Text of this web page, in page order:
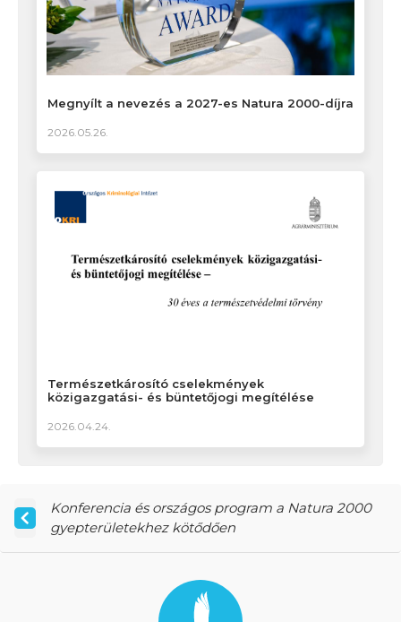
Megnyílt a nevezés a 2027-es Natura 2000-díjra
2026.05.26.
Természetkárosító cselekmények
közigazgatási- és büntetőjogi megítélése
2026.04.24.
Konferencia és országos program a Natura 2000
gyepterületekhez kötődően